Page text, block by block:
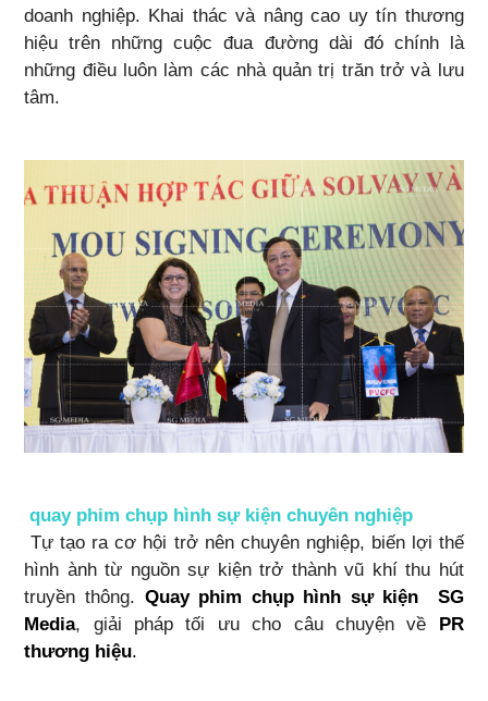
doanh nghiệp. Khai thác và nâng cao uy tín thương
hiệu trên những cuộc đua đường dài đó chính là
những điều luôn làm các nhà quản trị trăn trở và lưu
tâm.
quay phim chụp hình sự kiện chuyên nghiệp
Tự tạo ra cơ hội trở nên chuyên nghiệp, biến lợi thế
hình ành từ nguồn sự kiện trở thành vũ khí thu hút
truyền thông. Quay phim chụp hình sự kiện
SG
Media, giải pháp tối ưu cho câu chuyện về
PR
thương hiệu.